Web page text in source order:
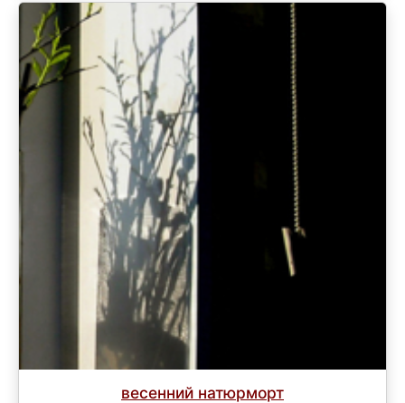
весенний натюрморт